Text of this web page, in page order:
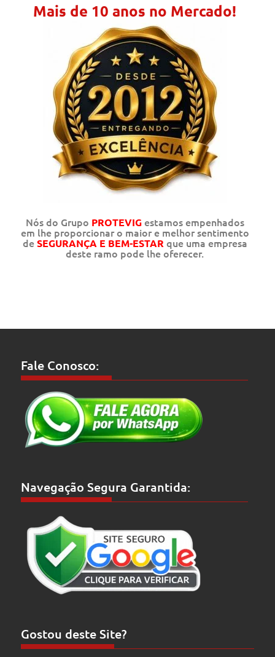
Mais de 10 anos no Mercado!
Nós do Grupo PROTEVIGestamos empenhados
em lhe proporcionar o maior e melhor sentimento
deSEGURANÇA E BEM-ESTAR que uma empresa
deste ramo pode lhe oferecer.
Fale Conosco:
Navegação Segura Garantida:
Gostou deste Site?